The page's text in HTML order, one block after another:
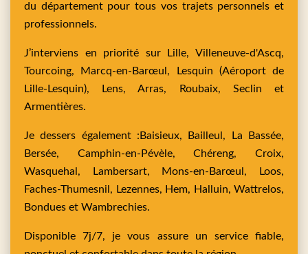
du département pour tous vos trajets personnels et
professionnels.
J’interviens en priorité surLille,Villeneuve-d'Ascq,
Tourcoing,
Marcq-en-Barœul, Lesquin (Aéroport de
Lille-Lesquin), Lens,Arras, Roubaix, Seclin et
Armentières.
Je dessers également : Baisieux, Bailleul,
La Bassée,
Bersée, Camphin-en-Pévèle,Chéreng,Croix,
Wasquehal,
Lambersart, Mons-en-Barœul,
Loos,
Faches-Thumesnil, Lezennes, Hem, Halluin, Wattrelos,
Bondues et Wambrechies.
Disponible 7j/7, je vous assure un service fiable,